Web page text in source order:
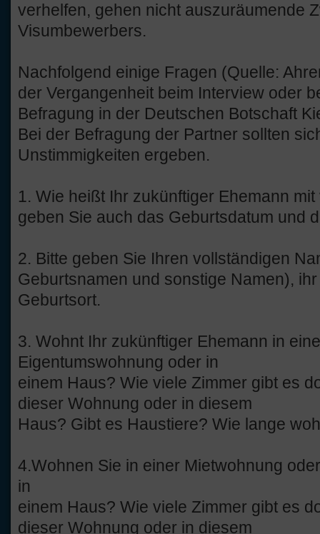
verhelfen, gehen nicht auszuräumende
Visumbewerbers.
Nachfolgend einige Fragen (Quelle:
der Vergangenheit beim Interview oder
Befragung in der Deutschen Botschaft
Bei der Befragung der Partner sollten
Unstimmigkeiten ergeben.
1. Wie heißt Ihr zukünftiger Ehemann
geben Sie auch das Geburtsdatum und
2. Bitte geben Sie Ihren vollständigen
Geburtsnamen und sonstige Namen),
Geburtsort.
3. Wohnt Ihr zukünftiger Ehemann in
Eigentumswohnung oder in
einem Haus? Wie viele Zimmer gibt es
dieser Wohnung oder in diesem
Haus? Gibt es Haustiere? Wie lange
4.Wohnen Sie in einer Mietwohnung
in
einem Haus? Wie viele Zimmer gibt es
dieser Wohnung oder in diesem